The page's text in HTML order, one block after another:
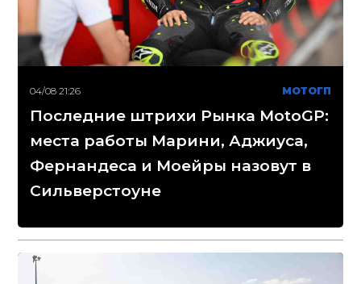
04/08 21:26 МОТОГП
Последние штрихи Рынка MotoGP:
места работы Марини, Аджиуса,
Фернандеса и Моейры назовут в
Сильверстоуне